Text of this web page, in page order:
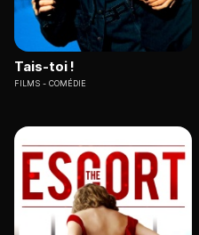
Tais-toi !
FILMS COMÉDIE